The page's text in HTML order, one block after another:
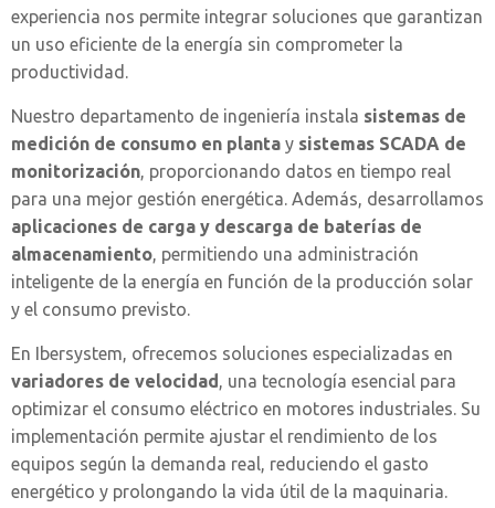
experiencia nos permite integrar soluciones que garantizan
un uso eficiente de la energía sin comprometer la
productividad.
Nuestro departamento de ingeniería instala sistemas de
medición de consumo en planta y sistemas SCADA de
monitorización, proporcionando datos en tiempo real
para una mejor gestión energética. Además, desarrollamos
aplicaciones de carga y descarga de baterías de
almacenamiento, permitiendo una administración
inteligente de la energía en función de la producción solar
y el consumo previsto.
En Ibersystem, ofrecemos soluciones especializadas en
variadores de velocidad, una tecnología esencial para
optimizar el consumo eléctrico en motores industriales. Su
implementación permite ajustar el rendimiento de los
equipos según la demanda real, reduciendo el gasto
energético y prolongando la vida útil de la maquinaria.